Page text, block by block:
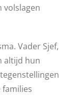
volslagen
Vader Sjef,
altijd hun